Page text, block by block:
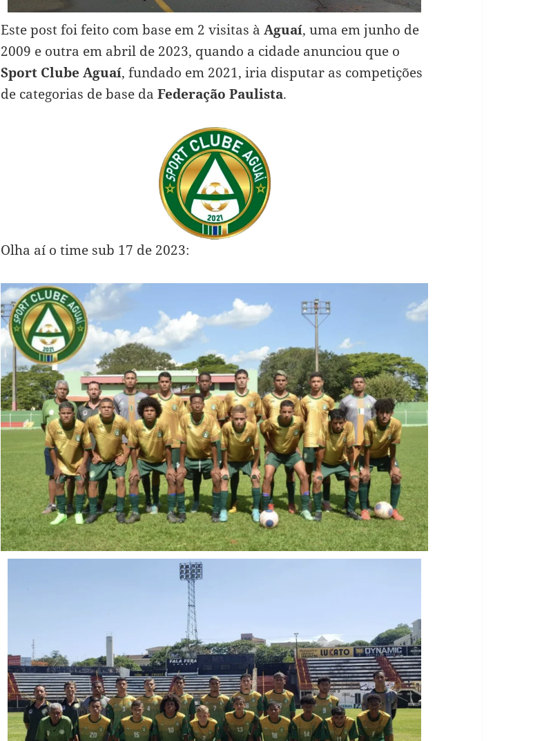
Este post foi feito com base em 2 visitas àAguaí, uma em junho de
2009 e outra em abril de 2023, quando a cidade anunciou que o
Sport Clube Aguaí, fundado em 2021, iria disputar as competições
de categorias de base daFederação Paulista.
Olha aí o time sub 17 de 2023: